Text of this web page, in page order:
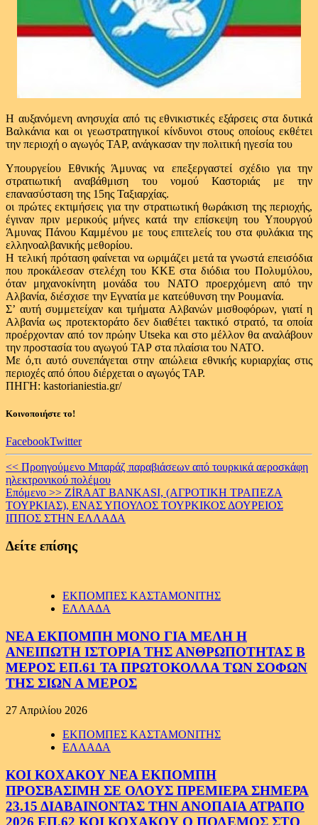
Η αυξανόμενη ανησυχία από τις εθνικιστικές εξάρσεις στα δυτικά
Βαλκάνια και οι γεωστρατηγικοί κίνδυνοι στους οποίους εκθέτει
την περιοχή ο αγωγός ΤΑΡ, ανάγκασαν την πολιτική ηγεσία του
Υπουργείου Εθνικής Άμυνας να επεξεργαστεί σχέδιο για την
στρατιωτική αναβάθμιση του νομού Καστοριάς με την
επανασύσταση της 15ης Ταξιαρχίας.
οι πρώτες εκτιμήσεις για την στρατιωτική θωράκιση της περιοχής,
έγιναν πριν μερικούς μήνες κατά την επίσκεψη του Υπουργού
Άμυνας Πάνου Καμμένου με τους επιτελείς του στα φυλάκια της
ελληνοαλβανικής μεθορίου.
Η τελική πρόταση φαίνεται να ωριμάζει μετά τα γνωστά επεισόδια
που προκάλεσαν στελέχη του ΚΚΕ στα διόδια του Πολυμύλου,
όταν μηχανοκίνητη μονάδα του ΝΑΤΟ προερχόμενη από την
Αλβανία, διέσχισε την Εγνατία με κατεύθυνση την Ρουμανία.
Σ’ αυτή συμμετείχαν και τμήματα Αλβανών μισθοφόρων, γιατί η
Αλβανία ως προτεκτοράτο δεν διαθέτει τακτικό στρατό, τα οποία
προέρχονταν από τον πρώην Utseka και στο μέλλον θα αναλάβουν
την προστασία του αγωγού ΤΑΡ στα πλαίσια του ΝΑΤΟ.
Με ό,τι αυτό συνεπάγεται στην απώλεια εθνικής κυριαρχίας στις
περιοχές από όπου διέρχεται ο αγωγός ΤΑΡ.
ΠΗΓΗ: kastorianiestia.gr/
Κοινοποιήστε το!
FacebookTwitter
Continue
Reading
<< Προηγούμενο Μπαράζ παραβιάσεων από τουρκικά αεροσκάφη
ηλεκτρονικού πολέμου
Επόμενο >> ZİRAAT BANKASI, (ΑΓΡΟΤΙΚΗ ΤΡΑΠΕΖΑ
ΤΟΥΡΚΙΑΣ), ΕΝΑΣ ΥΠΟΥΛΟΣ ΤΟΥΡΚΙΚΟΣ ΔΟΥΡΕΙΟΣ
ΙΠΠΟΣ ΣΤΗΝ ΕΛΛΑΔΑ
Δείτε επίσης
ΕΚΠΟΜΠΕΣ ΚΑΣΤΑΜΟΝΙΤΗΣ
ΕΛΛΑΔΑ
ΝΕΑ ΕΚΠΟΜΠΗ ΜΟΝΟ ΓΙΑ ΜΕΛΗ Η
ΑΝΕΙΠΩΤΗ ΙΣΤΟΡΙΑ ΤΗΣ ΑΝΘΡΩΠΟΤΗΤΑΣ Β
ΜΕΡΟΣ ΕΠ.61 ΤΑ ΠΡΩΤΟΚΟΛΛΑ ΤΩΝ ΣΟΦΩΝ
ΤΗΣ ΣΙΩΝ Α ΜΕΡΟΣ
27 Απριλίου 2026
ΕΚΠΟΜΠΕΣ ΚΑΣΤΑΜΟΝΙΤΗΣ
ΕΛΛΑΔΑ
ΚΟΙ ΚΟΧΑΚΟΥ ΝΕΑ ΕΚΠΟΜΠΗ
ΠΡΟΣΒΑΣΙΜΗ ΣΕ ΟΛΟΥΣ ΠΡΕΜΙΕΡΑ ΣΗΜΕΡΑ
23.15 ΔΙΑΒΑΙΝΟΝΤΑΣ ΤΗΝ ΑΝΟΠΑΙΑ ΑΤΡΑΠΟ
2026 ΕΠ.62 ΚΟΙ ΚΟΧΑΚΟΥ Ο ΠΟΛΕΜΟΣ ΣΤΟ